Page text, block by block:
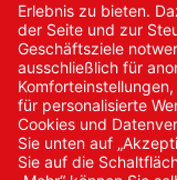
Kontakt
Kontakt/Anfrage
Kennwort vergessen